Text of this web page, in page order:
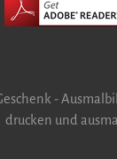
-
drucken und